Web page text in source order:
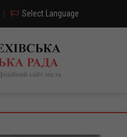
Select Language